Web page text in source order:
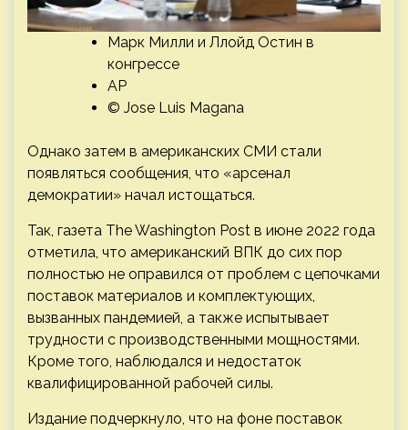
Марк Милли и Ллойд Остин в
конгрессе
AP
© Jose Luis Magana
Однако затем в американских СМИ стали
появляться сообщения, что «арсенал
демократии» начал истощаться.
Так, газета The Washington Post в июне 2022 года
отметила, что американский ВПК до сих пор
полностью не оправился от проблем с цепочками
поставок материалов и комплектующих,
вызванных пандемией, а также испытывает
трудности с производственными мощностями.
Кроме того, наблюдался и недостаток
квалифицированной рабочей силы.
Издание подчеркнуло, что на фоне поставок